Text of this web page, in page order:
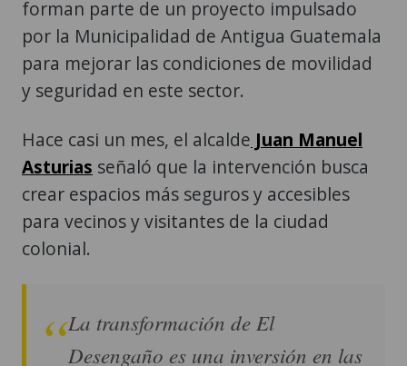
forman parte de un proyecto impulsado
por la Municipalidad de Antigua Guatemala
para mejorar las condiciones de movilidad
y seguridad en este sector.
Hace casi un mes, el alcalde Juan Manuel
Asturias señaló que la intervención busca
crear espacios más seguros y accesibles
para vecinos y visitantes de la ciudad
colonial.
La transformación de El
Desengaño es una inversión en las